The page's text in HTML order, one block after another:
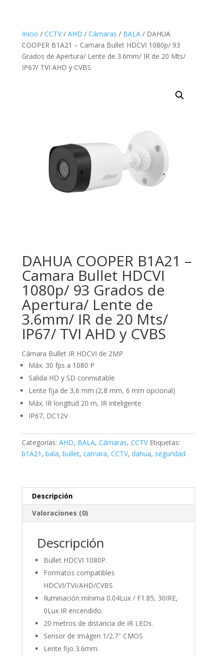
Inicio / CCTV/ AHD / Cámaras / BALA/ DAHUA
COOPER B1A21 – Camara Bullet HDCVI 1080p/ 93
Grados de Apertura/ Lente de 3.6mm/ IR de 20 Mts/
IP67/ TVI AHD y CVBS
DAHUA COOPER B1A21 –
Camara Bullet HDCVI
1080p/ 93 Grados de
Apertura/ Lente de
3.6mm/ IR de 20 Mts/
IP67/ TVI AHD y CVBS
Cámara Bullet IR HDCVI de 2MP
Máx. 30 fps a 1080 P
Salida HD y SD conmutable
Lente fija de 3,6 mm (2,8 mm, 6 mm opcional)
Máx. IR longitud 20 m, IR inteligente
IP67, DC12V
Categorías: AHD, BALA, Cámaras, CCTV Etiquetas:
b1A21 , bala, bullet, camara, CCTV, dahua, seguridad
Descripción
Valoraciones (0)
Descripción
Bullet HDCVI 1080P.
Formatos compatibles
HDCVI/TVI/AHD/CVBS
Iluminación mínima 0.04Lux / F1.85, 30IRE,
0Lux IR encendido.
20 metros de distancia de IR LEDs.
Sensor de Imágen 1/2.7″ CMOS
Lente fijo 3.6mm.